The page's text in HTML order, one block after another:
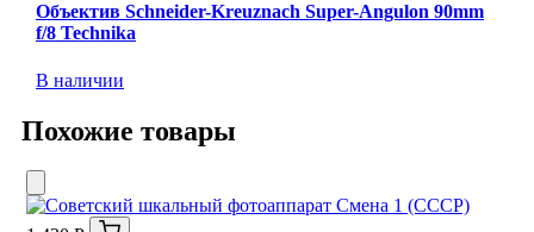
Объектив Schneider-Kreuznach Super-Angulon 90mm
f/8 Technika
В наличии
Похожие товары